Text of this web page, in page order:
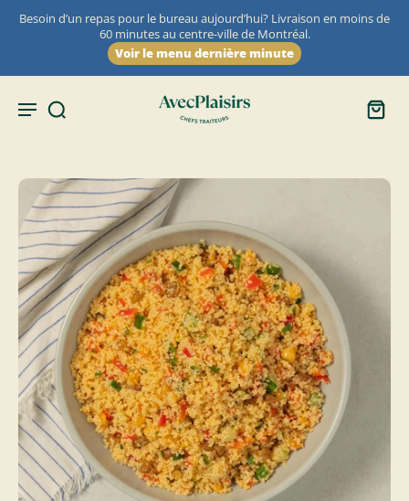
Besoin d’un repas pour le bureau aujourd’hui? Livraison en moins de
60 minutes au centre-ville de Montréal.
Voir le menu dernière minute